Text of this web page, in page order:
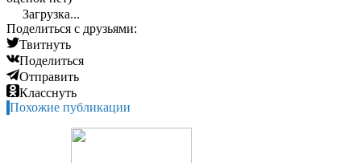
Загрузка...
Поделиться с друзьями:
Твитнуть
Поделиться
Отправить
Класснуть
Похожие публикации